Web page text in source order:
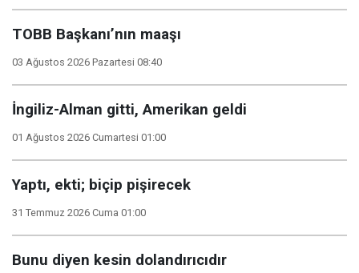
TOBB Başkanı’nın maaşı
03 Ağustos 2026 Pazartesi 08:40
İngiliz-Alman gitti, Amerikan geldi
01 Ağustos 2026 Cumartesi 01:00
Yaptı, ekti; biçip pişirecek
31 Temmuz 2026 Cuma 01:00
Bunu diyen kesin dolandırıcıdır